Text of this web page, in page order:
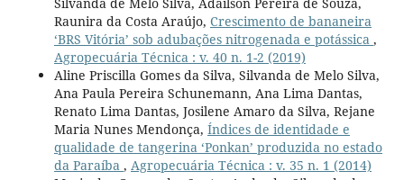
Silvanda de Melo Silva, Adailson Pereira de Souza,
Raunira da Costa Araújo, Crescimento de bananeira
‘BRS Vitória’ sob adubações nitrogenada e potássica ,
Agropecuária Técnica : v. 40 n. 1-2 (2019)
Aline Priscilla Gomes da Silva, Silvanda de Melo Silva,
Ana Paula Pereira Schunemann, Ana Lima Dantas,
Renato Lima Dantas, Josilene Amaro da Silva, Rejane
Maria Nunes Mendonça, Índices de identidade e
qualidade de tangerina ‘Ponkan’ produzida no estado
da Paraíba , Agropecuária Técnica : v. 35 n. 1 (2014)